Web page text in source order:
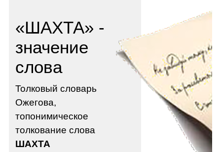
«ШАХТА» -
значение
слова
Толковый словарь
Ожегова,
топонимическое
толкование слова
ШАХТА